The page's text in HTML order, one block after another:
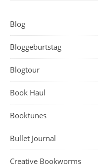
Blog
Bloggeburtstag
Blogtour
Book Haul
Booktunes
Bullet Journal
Creative Bookworms